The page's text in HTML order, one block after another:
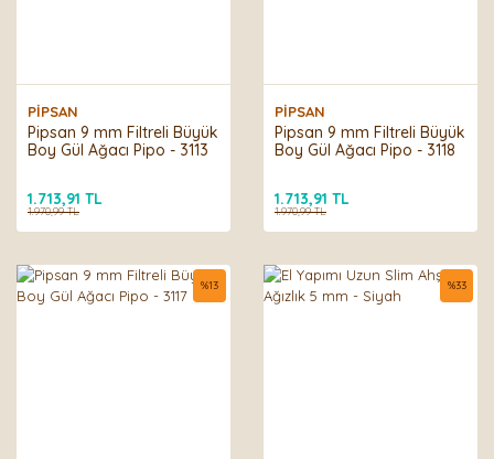
PİPSAN
Pipsan 9 mm Filtreli Büyük
Boy Gül Ağacı Pipo - 3113
1.713,91 TL
1.970,99 TL
PİPSAN
Pipsan 9 mm Filtreli Büyük
Boy Gül Ağacı Pipo - 3118
1.713,91 TL
1.970,99 TL
%13 %33